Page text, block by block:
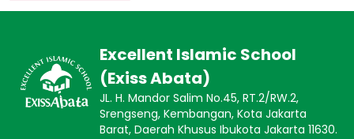
Excellent Islamic School
(Exiss Abata)
JL. H. Mandor Salim No.45, RT.2/RW.2,
Srengseng, Kembangan, Kota Jakarta
Barat, Daerah Khusus Ibukota Jakarta 11630.